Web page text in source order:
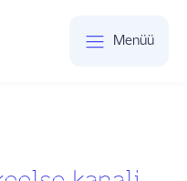
Menüü